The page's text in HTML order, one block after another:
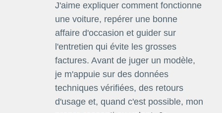
J'aime expliquer comment fonctionne
une voiture, repérer une bonne
affaire d'occasion et guider sur
l'entretien qui évite les grosses
factures. Avant de juger un modèle,
je m'appuie sur des données
techniques vérifiées, des retours
d'usage et, quand c'est possible, mon